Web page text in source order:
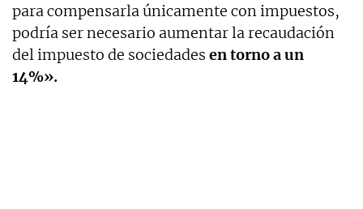
para compensarla únicamente con impuestos,
podría ser necesario aumentar la recaudación
del impuesto de sociedades en torno a un
14%».